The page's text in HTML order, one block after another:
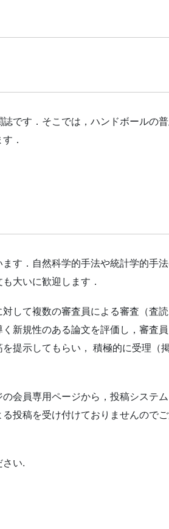
です．そこでは，ハンドボールの普
．
す．自然科学的手法や統計学的手法
大いに歓迎します．
して複数の審査員による審査（査読
新規性のある論文を評価し，審査員
提示してもらい， 積極的に受理（
会員専用ページから，投稿システ
投稿を受け付けておりませんので
さい.